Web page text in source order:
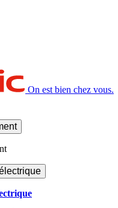
On est bien chez vous.